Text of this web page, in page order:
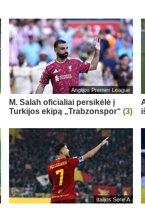
Anglijos Premier League
M. Salah oficialiai persikėlė į
Turkijos ekipą „Trabzonspor“(3)
Italijos Serie A